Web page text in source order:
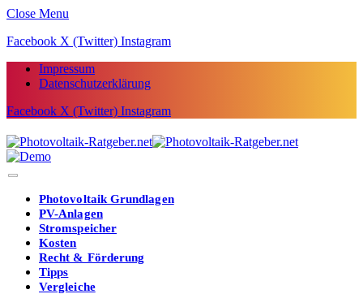
Close Menu
Facebook X (Twitter) Instagram
Impressum
Datenschutzerklärung
Facebook X (Twitter) Instagram
Photovoltaik Grundlagen
PV-Anlagen
Stromspeicher
Kosten
Recht & Förderung
Tipps
Vergleiche